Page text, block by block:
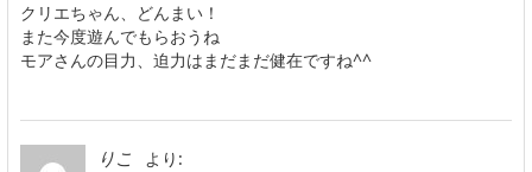
クリエちゃん、どんまい！
また今度遊んでもらおうね
モアさんの目力、迫力はまだまだ健在ですね^^
りこ
より: